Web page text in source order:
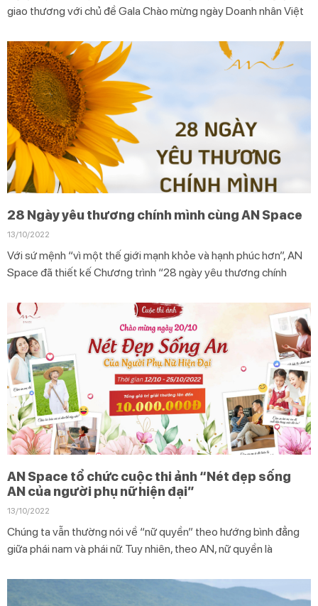
giao thương với chủ đề Gala Chào mừng ngày Doanh nhân Việt
28 Ngày yêu thương chính mình cùng AN Space
13/10/2022
Với sứ mệnh “vì một thế giới mạnh khỏe và hạnh phúc hơn”, AN
Space đã thiết kế Chương trình “28 ngày yêu thương chính
AN Space tổ chức cuộc thi ảnh “Nét đẹp sống
AN của người phụ nữ hiện đại”
13/10/2022
Chúng ta vẫn thường nói về “nữ quyền” theo hướng bình đẳng
giữa phái nam và phái nữ. Tuy nhiên, theo AN, nữ quyền là